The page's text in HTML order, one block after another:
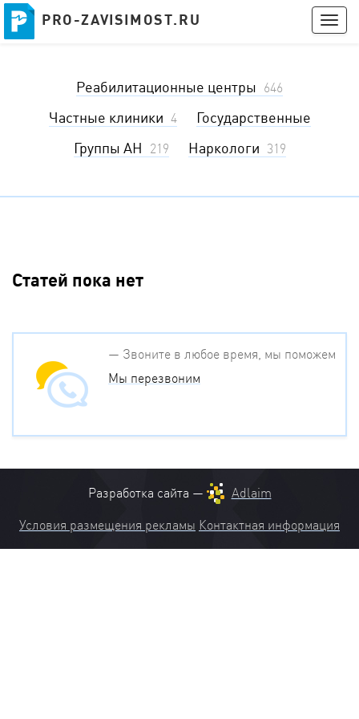
PRO-ZAVISIMOST.RU
PRO-ZAVISIMOST.RU
Реабилитационные центры 646
Частные клиники 4
Государственные
Группы АН 219 Наркологи 319
Статей пока нет
— Звоните в любое время, мы поможем
Мы перезвоним
Разработка сайта —
Adlaim
Условия размещения рекламы Контактная информация